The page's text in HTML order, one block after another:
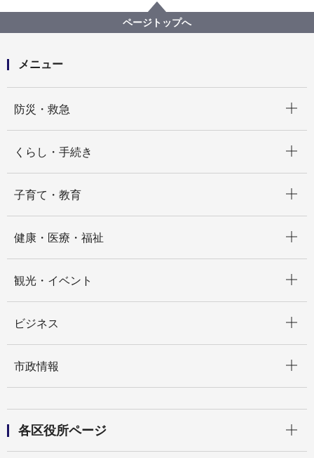
ごみと資源の分け方・出し方
粗大ごみの出し方
粗大ごみ処理手数料の免除について知りたい
ページトップへ
メニュー
防災・救急
くらし・手続き
子育て・教育
健康・医療・福祉
観光・イベント
ビジネス
市政情報
各区役所ページ